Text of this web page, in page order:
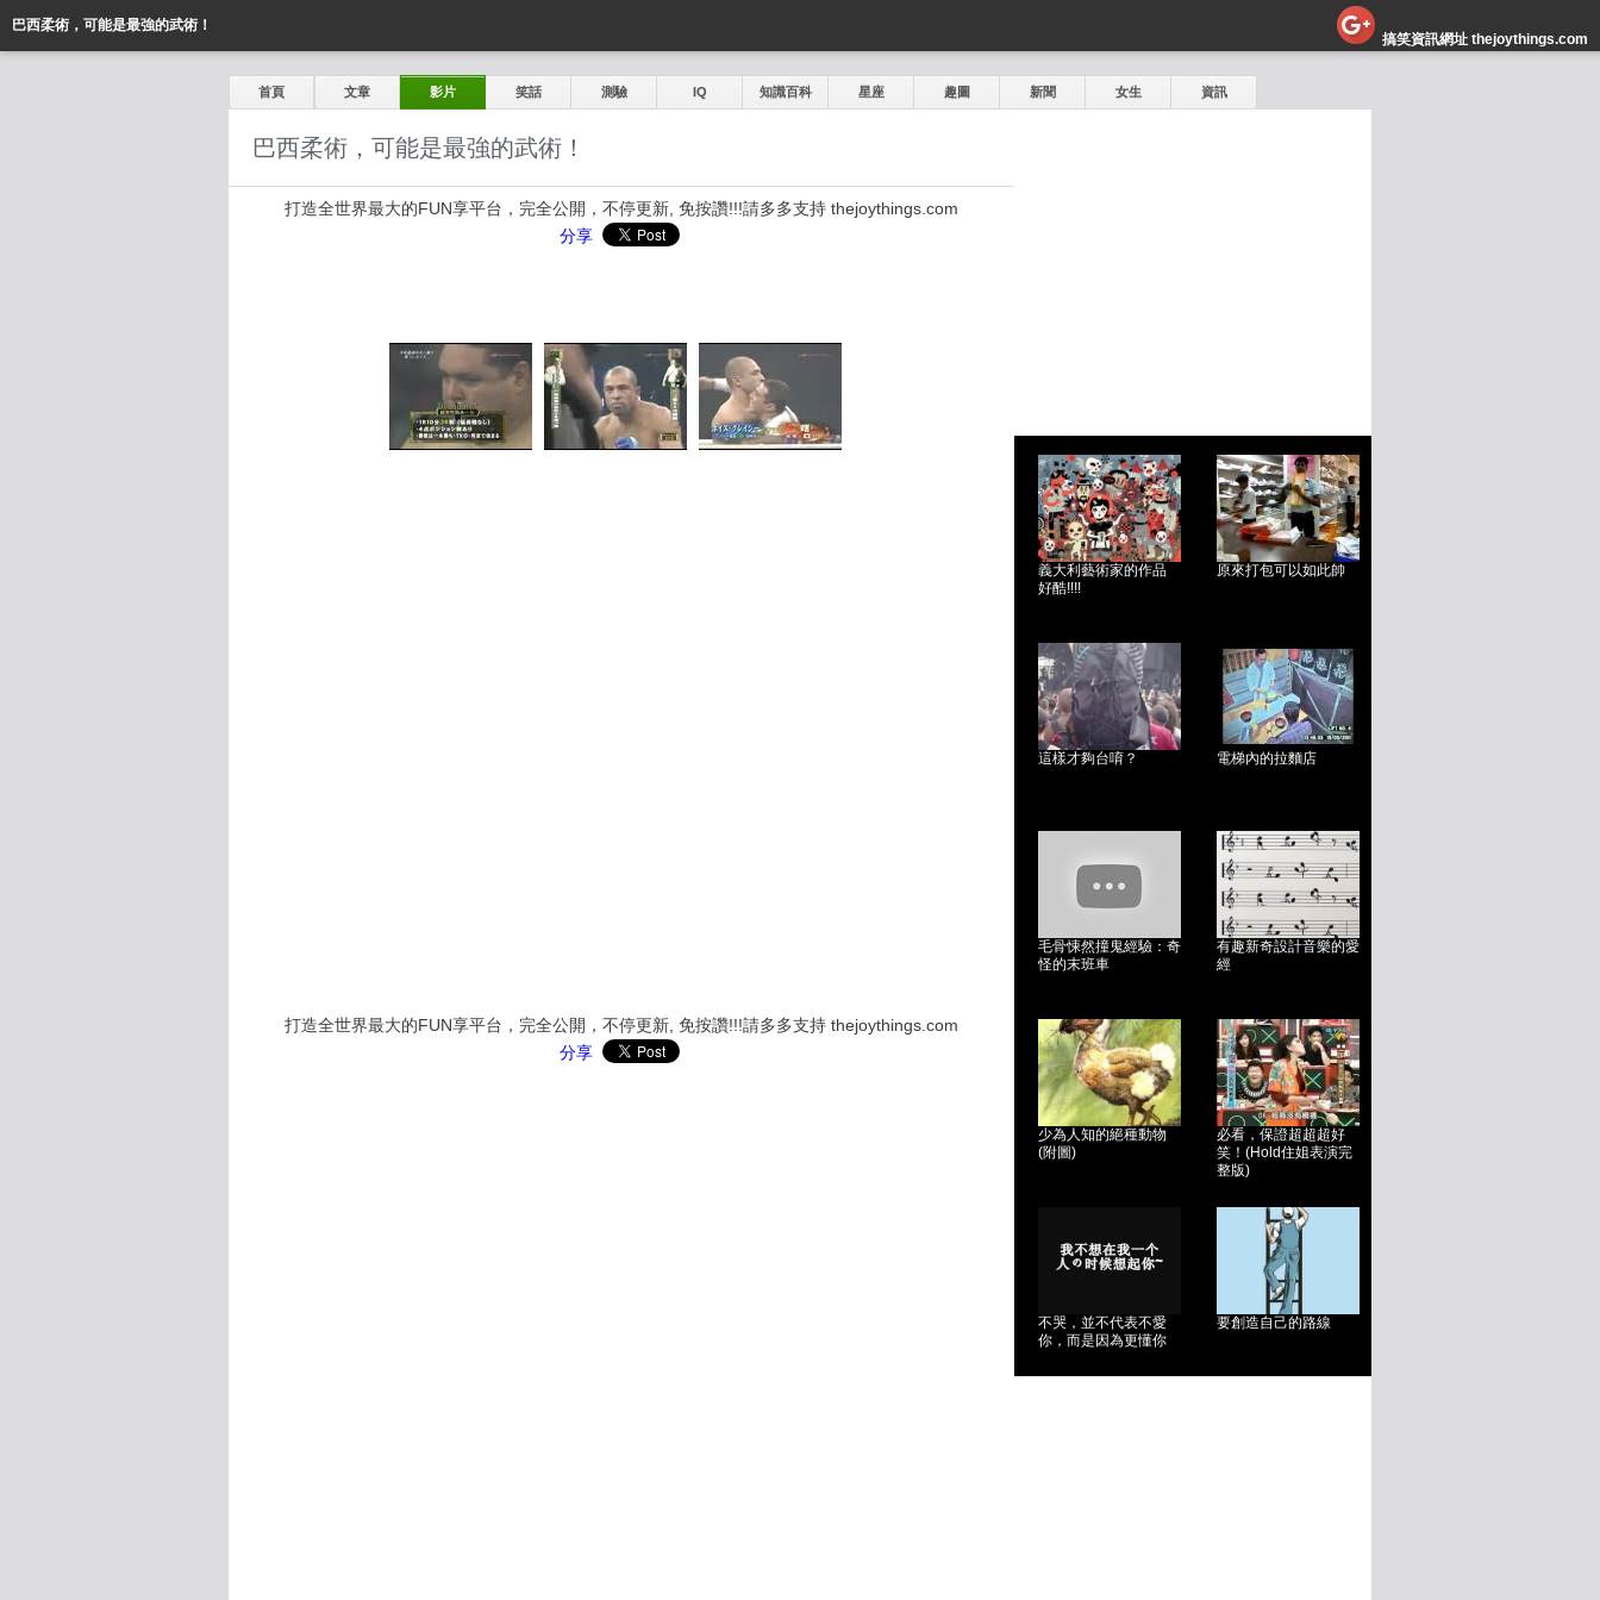
巴西柔術，可能是最強的武術！
搞笑資訊網址 thejoythings.com
首頁 文章 影片 笑話 測驗 IQ 知識百科 星座 趣圖 新聞 女生 資訊
義大利藝術家的作品
好酷!!!!
原來打包可以如此帥
這樣才夠台唷？ 電梯內的拉麵店
毛骨悚然撞鬼經驗：奇
怪的末班車
有趣新奇設計音樂的愛
經
少為人知的絕種動物
(附圖)
必看，保證超超超好
笑！(Hold住姐表演完
整版)
不哭，並不代表不愛
你，而是因為更懂你
要創造自己的路線
巴西柔術，可能是最強的武術！
打造全世界最大的FUN享平台，完全公開，不停更新, 免按讚!!!請多多支持 thejoythings.com
分享
打造全世界最大的FUN享平台，完全公開，不停更新, 免按讚!!!請多多支持 thejoythings.com
分享